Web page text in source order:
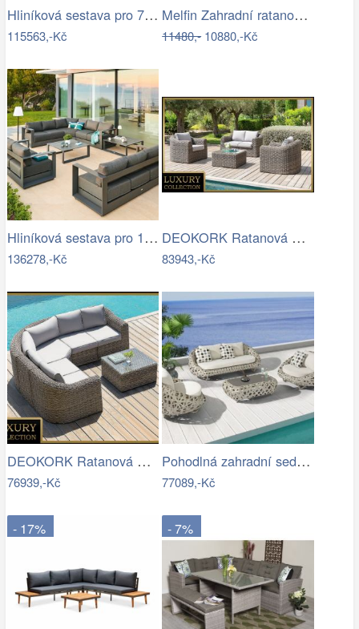
Hliníková sestava pro 7 osob MADRID …
115563,-Kč
Melfin Zahradní ratanová sestava…
11480,-10880,-Kč
Hliníková sestava pro 10 osob MADRID …
136278,-Kč
DEOKORK Ratanová modulová sestava…
83943,-Kč
DEOKORK Ratanová modulová sestava…
76939,-Kč
Pohodlná zahradní sedací souprava - IKT
77089,-Kč
- 17% - 7%